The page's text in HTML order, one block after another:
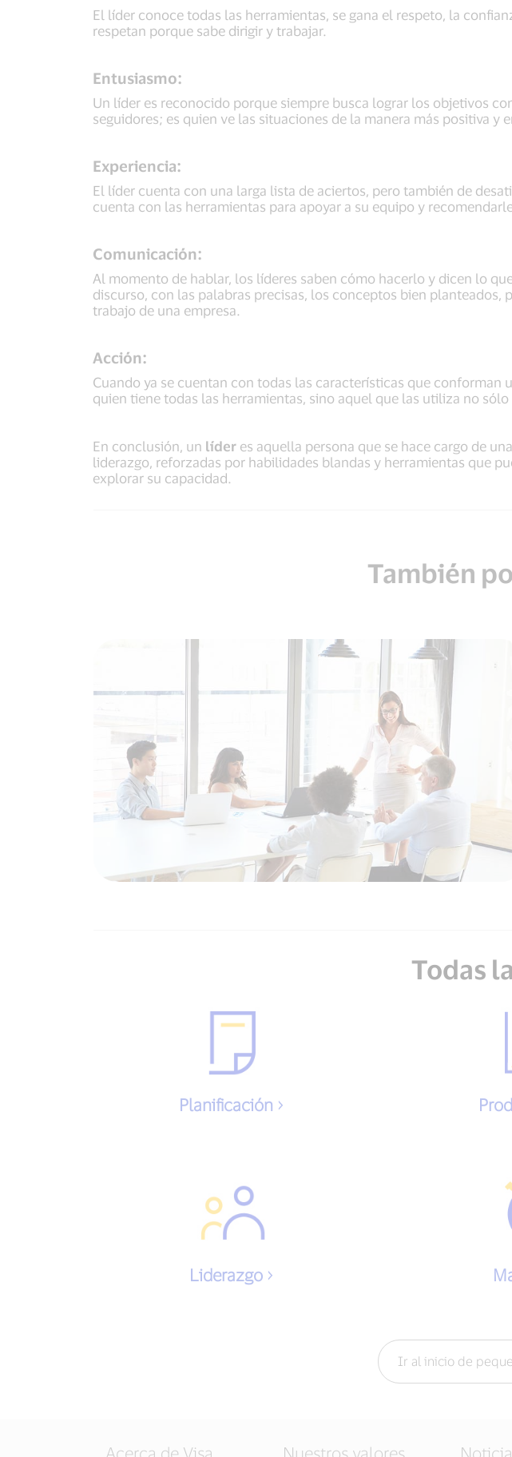
El líder conoce todas las herramientas, se gana el respeto, la
respetan porque sabe dirigir y trabajar.
Entusiasmo:
Un líder es reconocido porque siempre busca lograr los objetivos
seguidores; es quien ve las situaciones de la manera más positiva
Experiencia:
El líder cuenta con una larga lista de aciertos, pero también de
cuenta con las herramientas para apoyar a su equipo y
Comunicación:
Al momento de hablar, los líderes saben cómo hacerlo y dicen lo
discurso, con las palabras precisas, los conceptos bien
trabajo de una empresa.
Acción:
Cuando ya se cuentan con todas las características que
quien tiene todas las herramientas, sino aquel que las utiliza no
En conclusión, un líderes aquella persona que se hace cargo de
liderazgo, reforzadas por habilidades blandas y herramientas que
explorar su capacidad.
También
Todas
Planificación
Liderazgo
Ir al inicio de
Acerca de Visa Nuestros valores